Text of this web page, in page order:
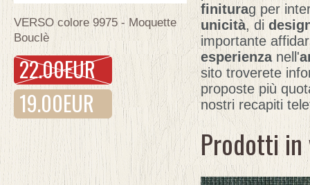
VERSO colore 9975 - Moquette
Bouclè
22.00EUR
19.00EUR
finiturag per
unicità, di
importante
esperienzanell'
sito troverete
proposte più
nostri recapiti
Prodotti